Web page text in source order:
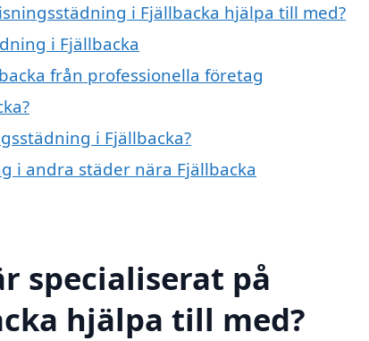
i Fjällbacka hjälpa till med?
i Fjällbacka
från professionella företag
i Fjällbacka?
i andra städer nära Fjällbacka
specialiserat på
hjälpa till med?